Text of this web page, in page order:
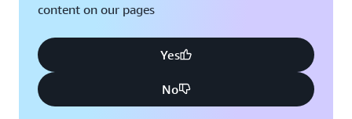
content on our pages
Yes
No